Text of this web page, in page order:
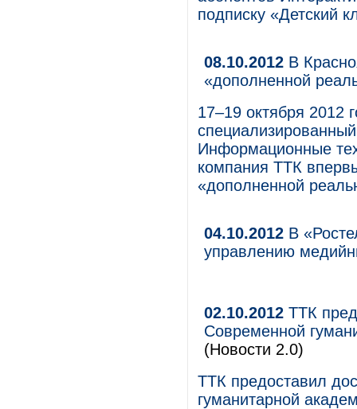
подписку «Детский
08.10.2012 В
«дополненной
17–19 октября 2012
Информационные
компания ТТК
«дополненной
04.10.2012 В
управлению
02.10.2012 ТТК
Современной
(Новости 2.0)
ТТК предоставил
гуманитарной